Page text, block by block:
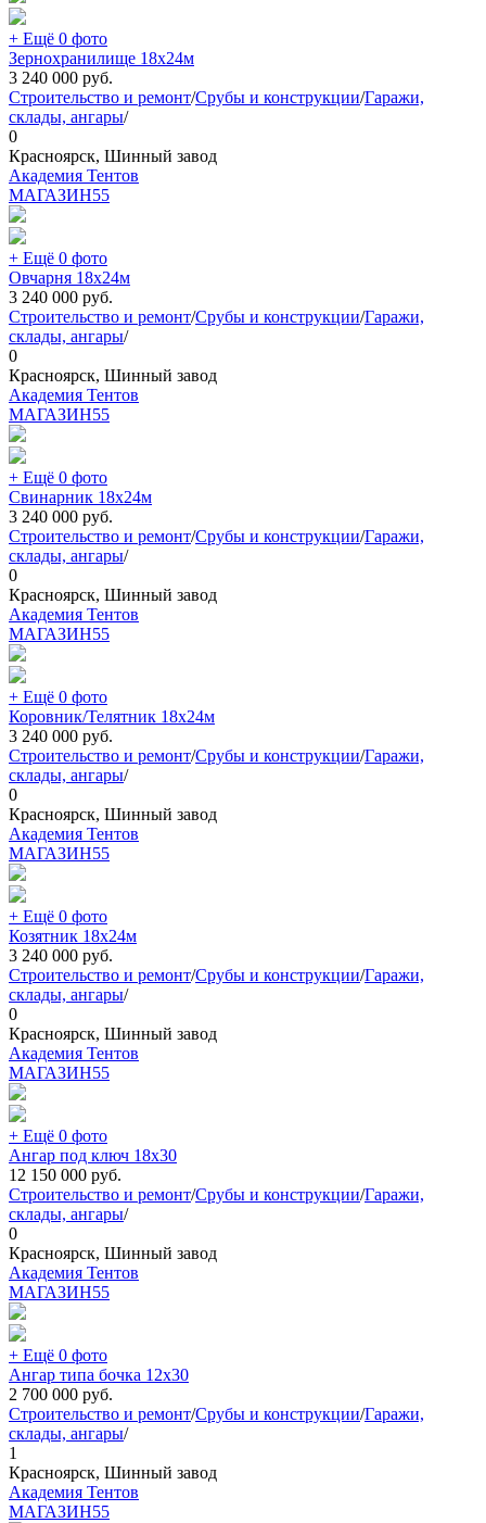
+ Ещё 0 фото
Зернохранилище 18х24м
3 240 000 руб.
Строительство и ремонт/Срубы и конструкции/Гаражи,
склады, ангары/
0
Красноярск, Шинный завод
Академия Тентов
МАГАЗИН55
+ Ещё 0 фото
Овчарня 18х24м
3 240 000 руб.
Строительство и ремонт/Срубы и конструкции/Гаражи,
склады, ангары/
0
Красноярск, Шинный завод
Академия Тентов
МАГАЗИН55
+ Ещё 0 фото
Свинарник 18х24м
3 240 000 руб.
Строительство и ремонт/Срубы и конструкции/Гаражи,
склады, ангары/
0
Красноярск, Шинный завод
Академия Тентов
МАГАЗИН55
+ Ещё 0 фото
Коровник/Телятник 18х24м
3 240 000 руб.
Строительство и ремонт/Срубы и конструкции/Гаражи,
склады, ангары/
0
Красноярск, Шинный завод
Академия Тентов
МАГАЗИН55
+ Ещё 0 фото
Козятник 18х24м
3 240 000 руб.
Строительство и ремонт/Срубы и конструкции/Гаражи,
склады, ангары/
0
Красноярск, Шинный завод
Академия Тентов
МАГАЗИН55
+ Ещё 0 фото
Ангар под ключ 18х30
12 150 000 руб.
Строительство и ремонт/Срубы и конструкции/Гаражи,
склады, ангары/
0
Красноярск, Шинный завод
Академия Тентов
МАГАЗИН55
+ Ещё 0 фото
Ангар типа бочка 12х30
2 700 000 руб.
Строительство и ремонт/Срубы и конструкции/Гаражи,
склады, ангары/
1
Красноярск, Шинный завод
Академия Тентов
МАГАЗИН55